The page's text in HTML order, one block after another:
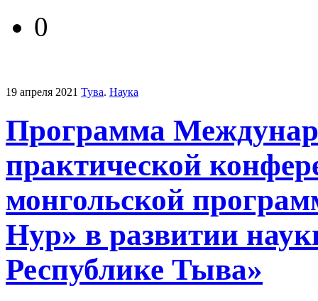
0
19 апреля 2021 Тува. Наука
Программа
практической
монгольской
Нур» в развитии
Республике Тыва»